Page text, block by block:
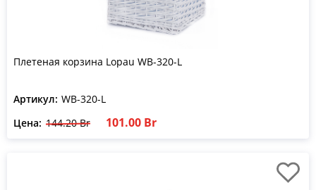
Плетеная корзина Lopau WB-320-L
Артикул: WB-320-L
Цена: 144.20 Br 101.00 Br